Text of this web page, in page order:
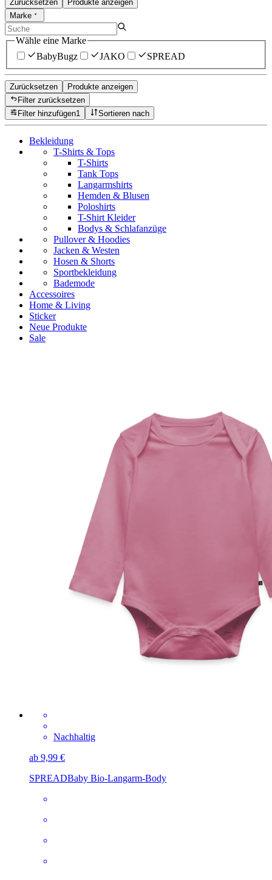
Zurücksetzen
Produkte anzeigen
Marke
Wähle eine Marke
BabyBugz
JAKO SPREAD
Zurücksetzen
Produkte anzeigen
Filter zurücksetzen
Filter hinzufügen1 Sortieren nach
Bekleidung
T-Shirts & Tops
T-Shirts
Tank Tops
Langarmshirts
Hemden & Blusen
Poloshirts
T-Shirt Kleider
Bodys & Schlafanzüge
Pullover & Hoodies
Jacken & Westen
Hosen & Shorts
Sportbekleidung
Bademode
Accessoires
Home & Living
Sticker
Neue Produkte
Sale
Nachhaltig
ab 9,99 €
SPREADBaby Bio-Langarm-Body